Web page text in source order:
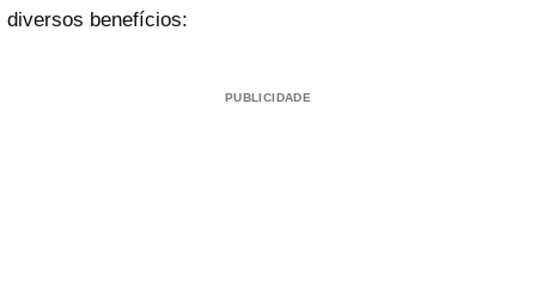
diversos benefícios:
PUBLICIDADE